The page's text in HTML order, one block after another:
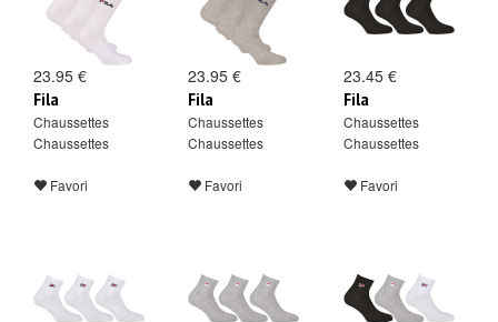
23.95 €
Fila
Chaussettes
Chaussettes
Favori
23.95 €
Fila
Chaussettes
Chaussettes
Favori
23.45 €
Fila
Chaussettes
Chaussettes
Favori